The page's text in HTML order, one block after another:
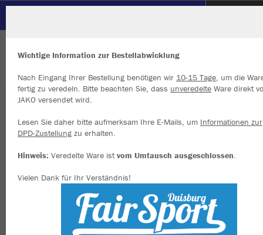
Wichtige Information zur Bestellabwicklung
Nach Eingang Ihrer Bestellung benötigen wir 10-15 Tage, um die
fertig zu veredeln. Bitte beachten Sie, dass unveredelte Ware direkt
JAKO versendet wird.
Lesen Sie daher bitte aufmerksam Ihre E-Mails, um Informationen zur
DPD-Zustellung zu erhalten.
Hinweis: Veredelte Ware istvom Umtausch ausgeschlossen.
Vielen Dank für Ihr Verständnis!
Wir verwenden Cookies
Inhalte anzeigen und unsere Website verbessern. Weitere
zu den Cookies findest Du in den Einstellungen.
Alle akzeptieren
Alle ablehnen
mehr Infos
Datenschutz
Impressum